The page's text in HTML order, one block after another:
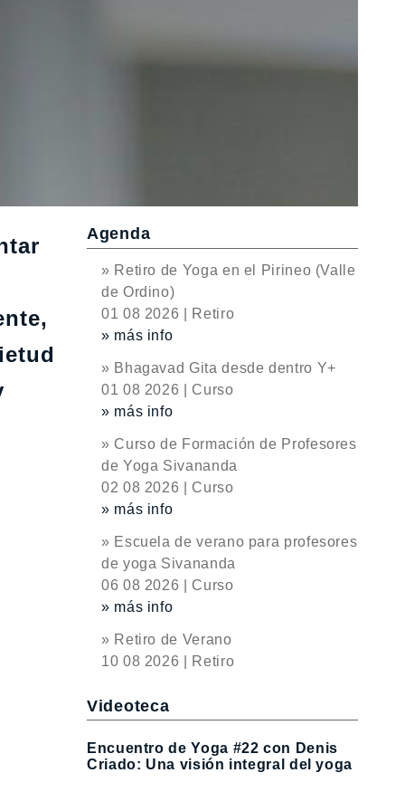
Agenda
» Retiro de Yoga en el Pirineo (Valle
de Ordino)
01 08 2026 | Retiro
» más info
» Bhagavad Gita desde dentro Y+
01 08 2026 | Curso
» más info
» Curso de Formación de Profesores
de Yoga Sivananda
02 08 2026 | Curso
» más info
» Escuela de verano para profesores
de yoga Sivananda
06 08 2026 | Curso
» más info
» Retiro de Verano
10 08 2026 | Retiro
Videoteca
Encuentro de Yoga #22 con Denis
Criado: Una visión integral del yoga